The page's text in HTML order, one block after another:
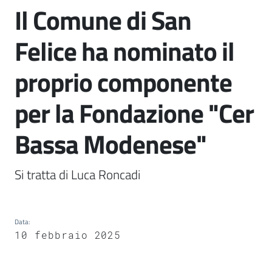
Amministrazione
Novità
Menu selezionato
Servizi
Vivere
il
Comune
A
p
Salta al contenuto
Il Comune di San
Felice ha nominato il
proprio componente
per la Fondazione "Cer
Bassa Modenese"
Si tratta di Luca Roncadi
Data:
10 febbraio 2025